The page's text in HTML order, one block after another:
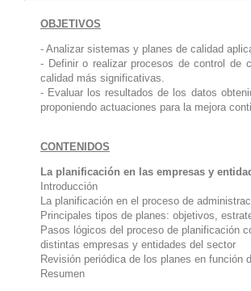
OBJETIVOS
- Analizar sistemas y planes de calidad
- Definir o realizar procesos de control de
calidad más significativas.
- Evaluar los resultados de los datos
proponiendo actuaciones para la mejora
CONTENIDOS
La planificación en las empresas y
Introducción
La planificación en el proceso de
Principales tipos de planes: objetivos,
Pasos lógicos del proceso de planificación
distintas empresas y entidades del sector
Revisión periódica de los planes en
Resumen